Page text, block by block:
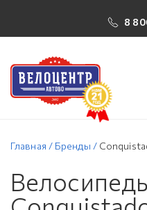
8
Главная / Бренды /